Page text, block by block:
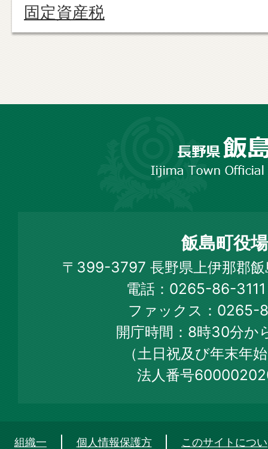
固定資産税
Town
Official
Web
Site
飯島町役場
〒399-3797 長野県上伊那郡
電話：0265-86-
ファックス：0265-
開庁時間：8時30分か
（土日祝及び年末年
法人番号
組織一
個人情報保護方
このサイトについ